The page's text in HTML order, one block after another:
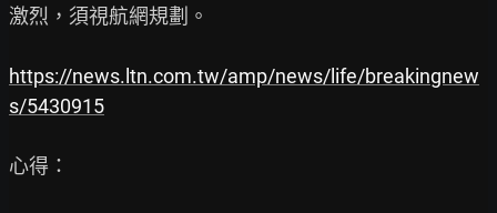
激烈，須視航網規劃。
https://news.ltn.com.tw/amp/news/life/breakingnew
s/5430915
心得：